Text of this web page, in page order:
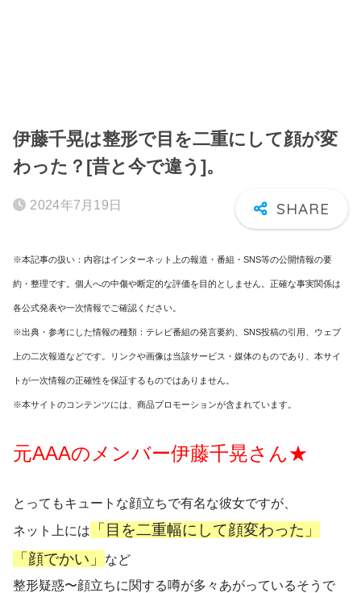
伊藤千晃は整形で目を二重にして顔が変
わった？[昔と今で違う]。
2024年7月19日
※本記事の扱い：内容はインターネット上の報道・番組・SNS等の公開情報の要
約・整理です。個人への中傷や断定的な評価を目的としません。正確な事実関係は
各公式発表や一次情報でご確認ください。
※出典・参考にした情報の種類：テレビ番組の発言要約、SNS投稿の引用、ウェブ
上の二次報道などです。リンクや画像は当該サービス・媒体のものであり、本サイ
トが一次情報の正確性を保証するものではありません。
※本サイトのコンテンツには、商品プロモーションが含まれています。
元AAAのメンバー伊藤千晃さん★
とってもキュートな顔立ちで有名な彼女ですが、
ネット上には
「目を二重幅にして顔変わった」
「顔でかい」
など
整形疑惑〜顔立ちに関する噂が多々あがっているそうで